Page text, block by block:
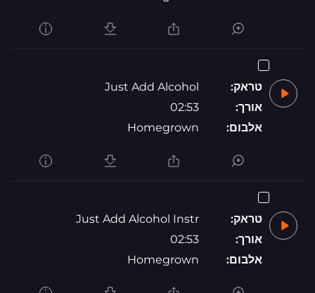
טראק:
Just Add Alcohol
אורך:
02:53
אלבום:
Homegrown
טראק:
Just Add Alcohol Instr
אורך:
02:53
אלבום:
Homegrown